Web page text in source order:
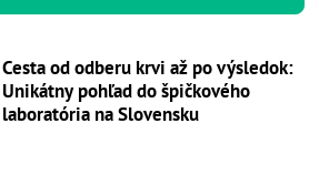
Cesta od odberu krvi až po výsledok:
Unikátny pohľad do špičkového
laboratória na Slovensku